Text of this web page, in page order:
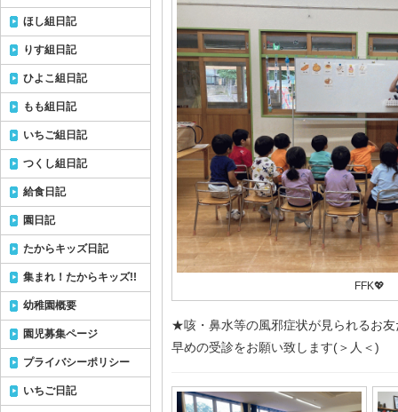
FFK💖
★咳・鼻水等の風邪症状が見られるお
早めの受診をお願い致します(＞人＜)
ほし組日記
りす組日記
ひよこ組日記
もも組日記
いちご組日記
つくし組日記
給食日記
園日記
たからキッズ日記
集まれ！たからキッズ!!
幼稚園概要
園児募集ページ
プライバシーポリシー
いちご日記